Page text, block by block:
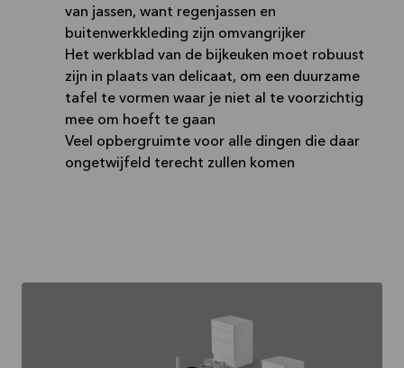
van jassen, want regenjassen en
buitenwerkkleding zijn omvangrijker
Het werkblad van de bijkeuken moet robuust
zijn in plaats van delicaat, om een duurzame
tafel te vormen waar je niet al te voorzichtig
mee om hoeft te gaan
Veel opbergruimte voor alle dingen die daar
ongetwijfeld terecht zullen komen